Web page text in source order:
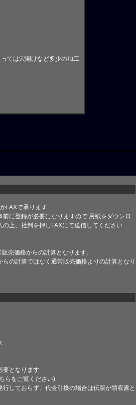
ては穴開けなど多少の加工
かFAXで承ります
に登録が必要になりますので 用紙をダウンロ
の上、社判を押しFAXにて送信してください
売価格からの計算となります。
の計算ではなく通常販売価格よりの計算となり
要となります
ら をご覧ください)
行しておらず、代金引換の場合は伝票が領収書と